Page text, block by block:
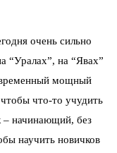
очень сильно
“Уралах”, на “Явах”
мощный
что-то учудить
– начинающий, без
научить новичков